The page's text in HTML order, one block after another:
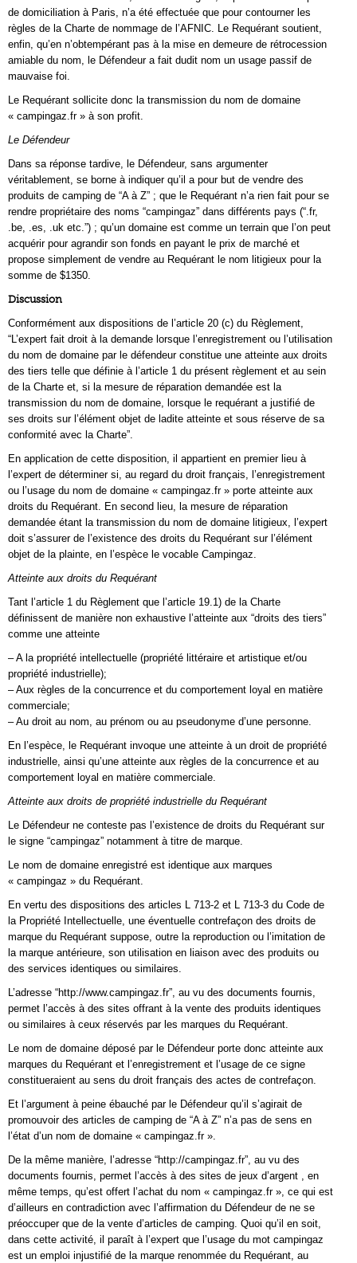
de domiciliation à Paris, n’a été effectuée que pour contourner les
règles de la Charte de nommage de l’AFNIC. Le Requérant soutient,
enfin, qu’en n’obtempérant pas à la mise en demeure de rétrocession
amiable du nom, le Défendeur a fait dudit nom un usage passif de
mauvaise foi.
Le Requérant sollicite donc la transmission du nom de domaine
« campingaz.fr » à son profit.
Le Défendeur
Dans sa réponse tardive, le Défendeur, sans argumenter
véritablement, se borne à indiquer qu’il a pour but de vendre des
produits de camping de “A à Z” ; que le Requérant n’a rien fait pour se
rendre propriétaire des noms “campingaz” dans différents pays (“.fr,
.be, .es, .uk etc.”) ; qu’un domaine est comme un terrain que l’on peut
acquérir pour agrandir son fonds en payant le prix de marché et
propose simplement de vendre au Requérant le nom litigieux pour la
somme de $1350.
Discussion
Conformément aux dispositions de l’article 20 (c) du Règlement,
“L’expert fait droit à la demande lorsque l’enregistrement ou l’utilisation
du nom de domaine par le défendeur constitue une atteinte aux droits
des tiers telle que définie à l’article 1 du présent règlement et au sein
de la Charte et, si la mesure de réparation demandée est la
transmission du nom de domaine, lorsque le requérant a justifié de
ses droits sur l’élément objet de ladite atteinte et sous réserve de sa
conformité avec la Charte”.
En application de cette disposition, il appartient en premier lieu à
l’expert de déterminer si, au regard du droit français, l’enregistrement
ou l’usage du nom de domaine « campingaz.fr » porte atteinte aux
droits du Requérant. En second lieu, la mesure de réparation
demandée étant la transmission du nom de domaine litigieux, l’expert
doit s’assurer de l’existence des droits du Requérant sur l’élément
objet de la plainte, en l’espèce le vocable Campingaz.
Atteinte aux droits du Requérant
Tant l’article 1 du Règlement que l’article 19.1) de la Charte
définissent de manière non exhaustive l’atteinte aux “droits des tiers”
comme une atteinte
– A la propriété intellectuelle (propriété littéraire et artistique et/ou
propriété industrielle);
– Aux règles de la concurrence et du comportement loyal en matière
commerciale;
– Au droit au nom, au prénom ou au pseudonyme d’une personne.
En l’espèce, le Requérant invoque une atteinte à un droit de propriété
industrielle, ainsi qu’une atteinte aux règles de la concurrence et au
comportement loyal en matière commerciale.
Atteinte aux droits de propriété industrielle du Requérant
Le Défendeur ne conteste pas l’existence de droits du Requérant sur
le signe “campingaz” notamment à titre de marque.
Le nom de domaine enregistré est identique aux marques
« campingaz » du Requérant.
En vertu des dispositions des articles L 713-2 et L 713-3 du Code de
la Propriété Intellectuelle, une éventuelle contrefaçon des droits de
marque du Requérant suppose, outre la reproduction ou l’imitation de
la marque antérieure, son utilisation en liaison avec des produits ou
des services identiques ou similaires.
L’adresse “http://www.campingaz.fr”, au vu des documents fournis,
permet l’accès à des sites offrant à la vente des produits identiques
ou similaires à ceux réservés par les marques du Requérant.
Le nom de domaine déposé par le Défendeur porte donc atteinte aux
marques du Requérant et l’enregistrement et l’usage de ce signe
constitueraient au sens du droit français des actes de contrefaçon.
Et l’argument à peine ébauché par le Défendeur qu’il s’agirait de
promouvoir des articles de camping de “A à Z” n’a pas de sens en
l’état d’un nom de domaine « campingaz.fr ».
De la même manière, l’adresse “http://campingaz.fr”, au vu des
documents fournis, permet l’accès à des sites de jeux d’argent , en
même temps, qu’est offert l’achat du nom « campingaz.fr », ce qui est
d’ailleurs en contradiction avec l’affirmation du Défendeur de ne se
préoccuper que de la vente d’articles de camping. Quoi qu’il en soit,
dans cette activité, il paraît à l’expert que l’usage du mot campingaz
est un emploi injustifié de la marque renommée du Requérant, au